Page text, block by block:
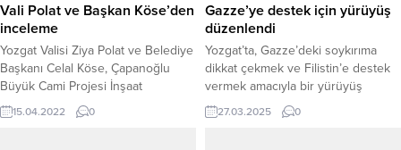
Vali Polat ve Başkan Köse’den
inceleme
Yozgat Valisi Ziya Polat ve Belediye
Başkanı Celal Köse, Çapanoğlu
Büyük Cami Projesi İnşaat
alanındaki incelemelerde bulundu.
Polat ve Köse incelemenin
15.04.2022 0
Gazze’ye destek için yürüyüş
düzenlendi
Yozgat’ta, Gazze’deki soykırıma
dikkat çekmek ve Filistin’e destek
vermek amacıyla bir yürüyüş
düzenlendi. Yürüyüş, Yozgat’ın en
işlek caddelerinden biri olan Lise
27.03.2025 0